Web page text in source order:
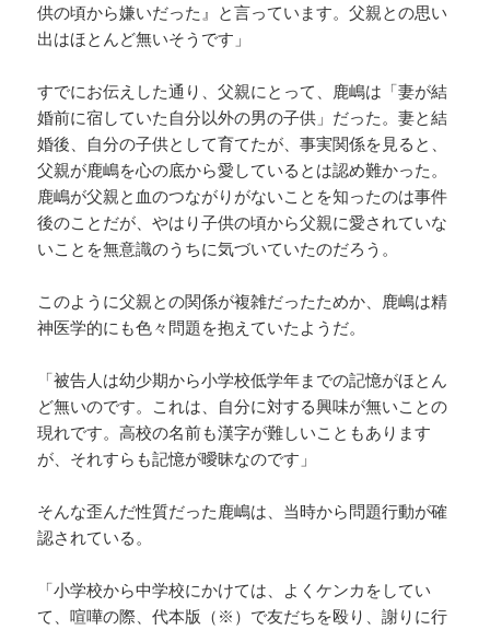
供の頃から嫌いだった』と言っています。父親との思い
出はほとんど無いそうです」
すでにお伝えした通り、父親にとって、鹿嶋は「妻が結
婚前に宿していた自分以外の男の子供」だった。妻と結
婚後、自分の子供として育てたが、事実関係を見ると、
父親が鹿嶋を心の底から愛しているとは認め難かった。
鹿嶋が父親と血のつながりがないことを知ったのは事件
後のことだが、やはり子供の頃から父親に愛されていな
いことを無意識のうちに気づいていたのだろう。
このように父親との関係が複雑だったためか、鹿嶋は精
神医学的にも色々問題を抱えていたようだ。
「被告人は幼少期から小学校低学年までの記憶がほとん
ど無いのです。これは、自分に対する興味が無いことの
現れです。高校の名前も漢字が難しいこともあります
が、それすらも記憶が曖昧なのです」
そんな歪んだ性質だった鹿嶋は、当時から問題行動が確
認されている。
「小学校から中学校にかけては、よくケンカをしてい
て、喧嘩の際、代本版（※）で友だちを殴り、謝りに行